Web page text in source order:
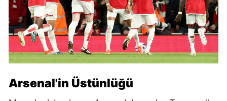
Arsenal'in Üstünlüğü